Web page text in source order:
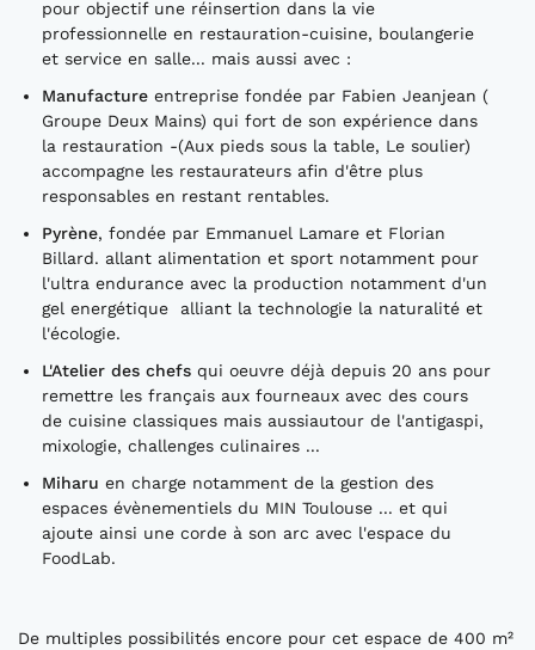
pour objectif une réinsertion dans la vie
professionnelle en restauration-cuisine, boulangerie
et service en salle... mais aussi avec :
Manufacture entreprise fondée par Fabien Jeanjean (
Groupe Deux Mains) qui fort de son expérience dans
la restauration -(Aux pieds sous la table, Le soulier)
accompagne les restaurateurs afin d'être plus
responsables en restant rentables.
Pyrène, fondée par Emmanuel Lamare et Florian
Billard. allant alimentation et sport notamment pour
l'ultra endurance avec la production notamment d'un
gel energétique alliant la technologie la naturalité et
l'écologie.
L'Atelier des chefs qui oeuvre déjà depuis 20 ans pour
remettre les français aux fourneaux avec des cours
de cuisine classiques mais aussiautour de l'antigaspi,
mixologie, challenges culinaires ...
Miharu en charge notamment de la gestion des
espaces évènementiels du MIN Toulouse ... et qui
ajoute ainsi une corde à son arc avec l'espace du
FoodLab.
De multiples possibilités encore pour cet espace de 400 m²